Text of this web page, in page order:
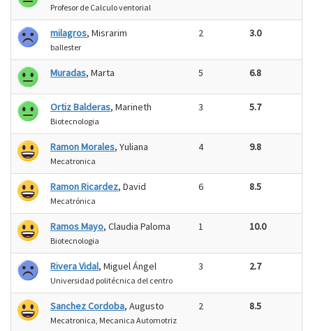
Profesor de Calculo ventorial
milagros, Misrarim
ballester
2 3.0
Muradas, Marta 5 6.8
Ortiz Balderas, Marineth
Biotecnologia
3 5.7
Ramon Morales, Yuliana
Mecatronica
4 9.8
Ramon Ricardez, David
Mecatrónica
6 8.5
Ramos Mayo, Claudia Paloma
Biotecnologia
1 10.0
Rivera Vidal, Miguel Ángel
Universidad politécnica del centro
3 2.7
Sanchez Cordoba, Augusto
Mecatronica, Mecanica Automotriz
2 8.5